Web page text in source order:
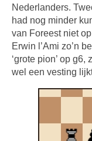
Nederlanders.
had nog minder
van Foreest niet
Erwin l’Ami zo’n
‘grote pion’ op
wel een vesting